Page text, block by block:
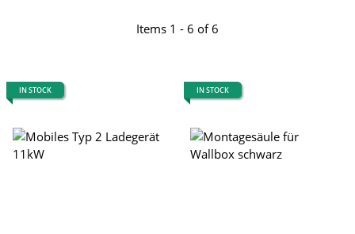
Items 1 - 6 of 6
IN STOCK IN STOCK